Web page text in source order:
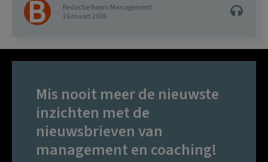
Redactie Boom Management
26 maart 2026
Mis nooit meer de nieuwste
inzichten met de
nieuwsbrieven van
management en coaching!